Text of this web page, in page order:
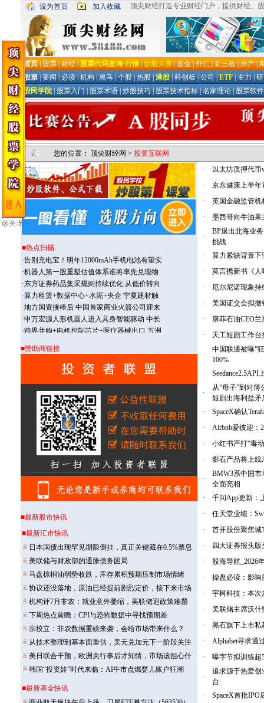
您的位置： 顶尖财经网 > 投资互联网
■赞助商链接
■最新股市快讯
·
以太坊质押代
·
京东健康上半年
·
英国金融监管机
·
墨西哥向牛油果
·
BP退出北海业
挑战
·
算力紧缺背景下
·
莫言携新书《人
·
厄尔尼诺现象
·
美国证交会拟撤
·
康菲石油CEO
·
天工短剧工作台
·
中国联通被曝“
100%
·
Seedance2.5API
·
从“母子”到对
短剧出海利益矛
·
SpaceX确认
·
Airbnb爱彼迎：
·
小红书严打“毒
·
影石产品将上线
·
BMW3系中国市
全面亮相
·
千问App更新：
·
任天堂业绩：
·
首开股份聚焦城
·
四大证券报头版
·
股海导航_2026
·
操盘必读：影响
·
宇树科技：本次
·
美联储主席沃什
·
黑石旗下上市私
·
Alphabet寻求通
·
曝字节拟训练
·
追求源于热爱创
台
·
SpaceX首批